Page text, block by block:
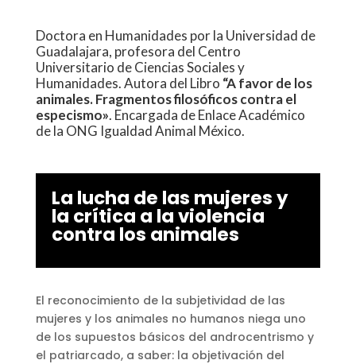
Doctora en Humanidades por la Universidad de
Guadalajara, profesora del Centro
Universitario de Ciencias Sociales y
Humanidades. Autora del Libro “A favor de los
animales. Fragmentos filosóficos contra el
especismo». Encargada de Enlace Académico
de la ONG Igualdad Animal México.
La lucha de las mujeres y
la crítica a la violencia
contra los animales
El reconocimiento de la subjetividad de las
mujeres y los animales no humanos niega uno
de los supuestos básicos del androcentrismo y
el patriarcado, a saber: la objetivación del